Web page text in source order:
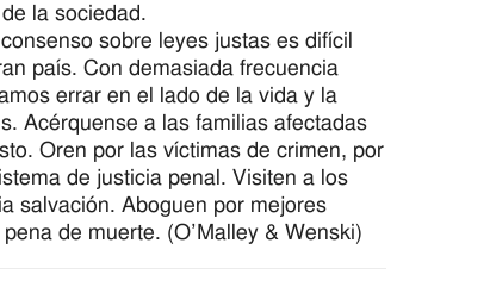
la sociedad.
sobre leyes justas es difícil
país. Con demasiada frecuencia
errar en el lado de la vida y la
Acérquense a las familias afectadas
Oren por las víctimas de crimen, por
de justicia penal. Visiten a los
salvación. Aboguen por mejores
de muerte. (O’Malley & Wenski)